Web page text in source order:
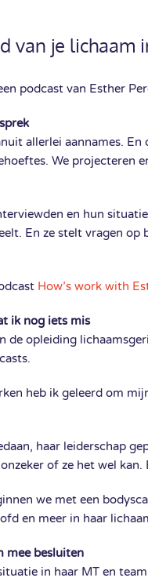
van je lichaam
podcast van Esther
allerlei aannames.
We projecteren
en hun
En ze stelt vragen
How’s work with
ik nog iets mis
de opleiding
heb ik geleerd om
haar leiderschap
of ze het wel
we met een
en meer in haar
mee besluiten
in haar MT en